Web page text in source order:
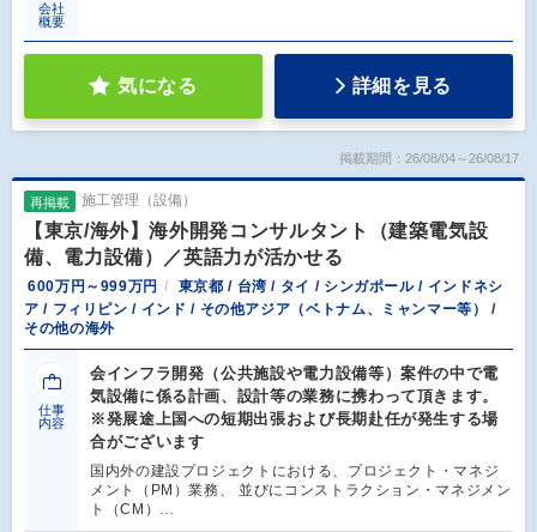
会社
概要
気になる 詳細を見る
掲載期間：26/08/04～26/08/17
再掲載 施工管理（設備）
【東京/海外】海外開発コンサルタント（建築電気設
備、電力設備）／英語力が活かせる
600万円～999万円
東京都 / 台湾 / タイ / シンガポール / インドネシ
ア / フィリピン / インド / その他アジア（ベトナム、ミャンマー等） /
その他の海外
仕事
内容
会インフラ開発（公共施設や電力設備等）案件の中で電
気設備に係る計画、設計等の業務に携わって頂きます。
※発展途上国への短期出張および長期赴任が発生する場
合がございます
国内外の建設プロジェクトにおける、プロジェクト・マネジ
メント（PM）業務、 並びにコンストラクション・マネジメン
ト（CM）…